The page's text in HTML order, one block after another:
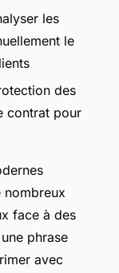
les
le
des
contrat pour
nombreux
face à des
phrase
avec